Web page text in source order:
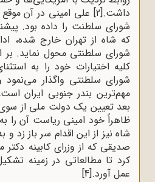
داشت.[2]
علی امینی در آن
شورای سلطنت را داده بود.
که شاه از تهران خارج شده،
شورای سلطنتی محول نماید.
کلیه اختیارات خود را به
شورای سلطنتی واگذار
مهم‌ترین بندر جنوبی ایران
بعد تعیین یک دولت ملی از
ظاهراً خود امینی ریاست آن را
شاه نیز از این اقدام سر باز زد
صدیقی که از وزرای کابینه
کرد تا مطالعاتی در زمینه
عمل آورد.[4]